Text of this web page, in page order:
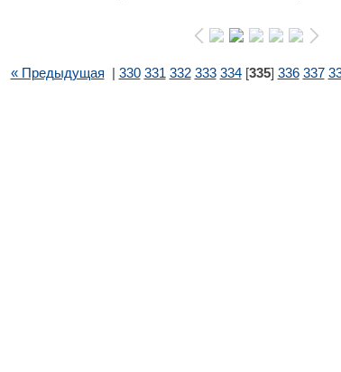
« Предыдущая 330 331 332 333 334[335] 336 337